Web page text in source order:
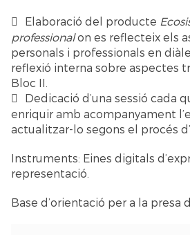
Elaboració del producte
professionalon es reflecteix els
personals i professionals en
reflexió interna sobre aspectes
Bloc II.
Dedicació d’una sessió cada
enriquir amb acompanyament
actualitzar-lo segons el procés
Instruments: Eines digitals
representació.
Base d’orientació per a la presa